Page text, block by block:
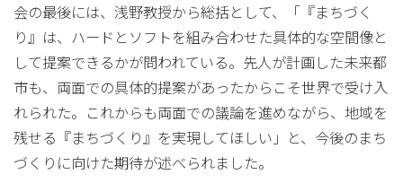
会の最後には、浅野教授から総括として、「『まちづく
り』は、ハードとソフトを組み合わせた具体的な空間像と
して提案できるかが問われている。先人が計画した未来都
市も、両面での具体的提案があったからこそ世界で受け入
れられた。これからも両面での議論を進めながら、地域を
残せる『まちづくり』を実現してほしい」と、今後のまち
づくりに向けた期待が述べられました。